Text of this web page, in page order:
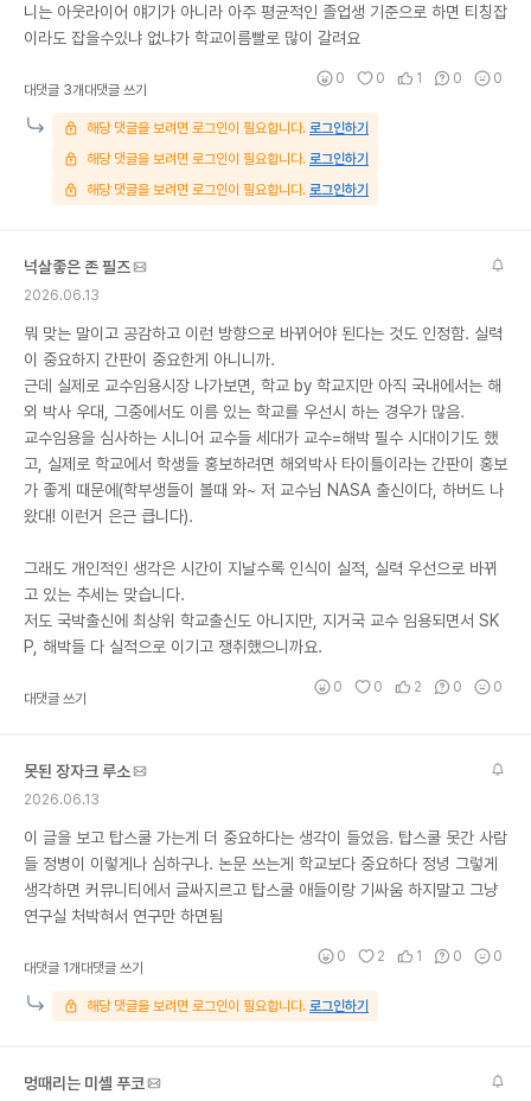
니는 아웃라이어 얘기가 아니라 아주 평균적인 졸업생 기준으로 하면 티칭잡
이라도 잡을수있냐 없냐가 학교이름빨로 많이 갈려요
대댓글 3개대댓글 쓰기
0 0 1 0 0
해당 댓글을 보려면 로그인이 필요합니다. 로그인하기
해당 댓글을 보려면 로그인이 필요합니다. 로그인하기
해당 댓글을 보려면 로그인이 필요합니다. 로그인하기
넉살좋은 존 필즈
2026.06.13
뭐 맞는 말이고 공감하고 이런 방향으로 바뀌어야 된다는 것도 인정함. 실력
이 중요하지 간판이 중요한게 아니니까.
근데 실제로 교수임용시장 나가보면, 학교 by 학교지만 아직 국내에서는 해
외 박사 우대, 그중에서도 이름 있는 학교를 우선시 하는 경우가 많음.
교수임용을 심사하는 시니어 교수들 세대가 교수=해박 필수 시대이기도 했
고, 실제로 학교에서 학생들 홍보하려면 해외박사 타이틀이라는 간판이 홍보
가 좋게 때문에(학부생들이 볼때 와~ 저 교수님 NASA 출신이다, 하버드 나
왔대! 이런거 은근 큽니다).
그래도 개인적인 생각은 시간이 지날수록 인식이 실적, 실력 우선으로 바뀌
고 있는 추세는 맞습니다.
저도 국박출신에 최상위 학교출신도 아니지만, 지거국 교수 임용되면서 SK
P, 해박들 다 실적으로 이기고 쟁취했으니까요.
대댓글 쓰기
0 0 2 0 0
못된 장자크 루소
2026.06.13
이 글을 보고 탑스쿨 가는게 더 중요하다는 생각이 들었음. 탑스쿨 못간 사람
들 정병이 이렇게나 심하구나. 논문 쓰는게 학교보다 중요하다 정녕 그렇게
생각하면 커뮤니티에서 글싸지르고 탑스쿨 애들이랑 기싸움 하지말고 그냥
연구실 처박혀서 연구만 하면됨
대댓글 1개대댓글 쓰기
0 2 1 0 0
해당 댓글을 보려면 로그인이 필요합니다. 로그인하기
멍때리는 미셸 푸코